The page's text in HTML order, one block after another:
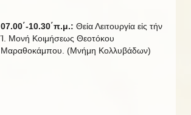
07.00΄-10.30΄π.μ.: Θεία Λειτουργία εἰς τήν
Ἱ. Μονή Κοιμήσεως Θεοτόκου
Μαραθοκάμπου. (Μνήμη Κολλυβάδων)